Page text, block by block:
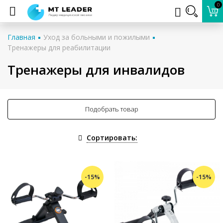
0
Главная
Уход за больными и пожилыми
Тренажеры для реабилитации
Тренажеры для инвалидов
Подобрать товар
Сортировать:
-15% -15%